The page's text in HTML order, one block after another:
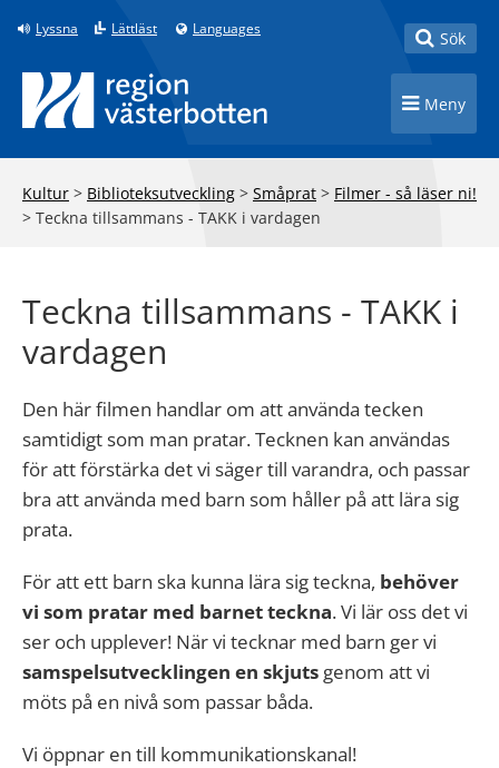
Till innehåll på sidan
Lyssna Lättläst Languages Toggle
Sök
Toggle
Meny
Kultur > Biblioteksutveckling > Småprat > Filmer - så läser ni!
> Teckna tillsammans - TAKK i vardagen
Teckna tillsammans - TAKK i
vardagen
Den här filmen handlar om att använda tecken
samtidigt som man pratar. Tecknen kan användas
för att förstärka det vi säger till varandra, och passar
bra att använda med barn som håller på att lära sig
prata.
För att ett barn ska kunna lära sig teckna, behöver
vi som pratar med barnet teckna. Vi lär oss det vi
ser och upplever! När vi tecknar med barn ger vi
samspelsutvecklingen en skjuts genom att vi
möts på en nivå som passar båda.
Vi öppnar en till kommunikationskanal!